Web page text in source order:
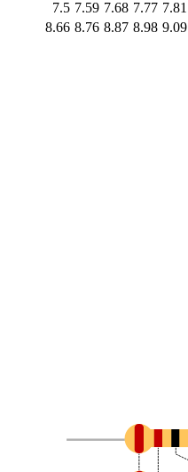
7.81
7.77
7.68
7.59
7.5
9.09
8.98
8.87
8.76
8.66